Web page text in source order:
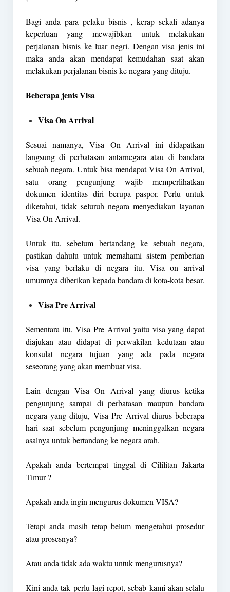
Bagi anda para pelaku bisnis , kerap sekali adanya
keperluan yang mewajibkan untuk melakukan
perjalanan bisnis ke luar negri. Dengan visa jenis ini
maka anda akan mendapat kemudahan saat akan
melakukan perjalanan bisnis ke negara yang dituju.
Beberapa jenis Visa
Visa On Arrival
Sesuai namanya, Visa On Arrival ini didapatkan
langsung di perbatasan antarnegara atau di bandara
sebuah negara. Untuk bisa mendapat Visa On Arrival,
satu orang pengunjung wajib memperlihatkan
dokumen identitas diri berupa paspor. Perlu untuk
diketahui, tidak seluruh negara menyediakan layanan
Visa On Arrival.
Untuk itu, sebelum bertandang ke sebuah negara,
pastikan dahulu untuk memahami sistem pemberian
visa yang berlaku di negara itu. Visa on arrival
umumnya diberikan kepada bandara di kota-kota besar.
Visa Pre Arrival
Sementara itu, Visa Pre Arrival yaitu visa yang dapat
diajukan atau didapat di perwakilan kedutaan atau
konsulat negara tujuan yang ada pada negara
seseorang yang akan membuat visa.
Lain dengan Visa On Arrival yang diurus ketika
pengunjung sampai di perbatasan maupun bandara
negara yang dituju, Visa Pre Arrival diurus beberapa
hari saat sebelum pengunjung meninggalkan negara
asalnya untuk bertandang ke negara arah.
Apakah anda bertempat tinggal di Cililitan Jakarta
Timur ?
Apakah anda ingin mengurus dokumen VISA?
Tetapi anda masih tetap belum mengetahui prosedur
atau prosesnya?
Atau anda tidak ada waktu untuk mengurusnya?
Kini anda tak perlu lagi repot, sebab kami akan selalu